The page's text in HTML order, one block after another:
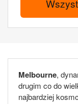
Melbourne,
drugim co do
najbardziej